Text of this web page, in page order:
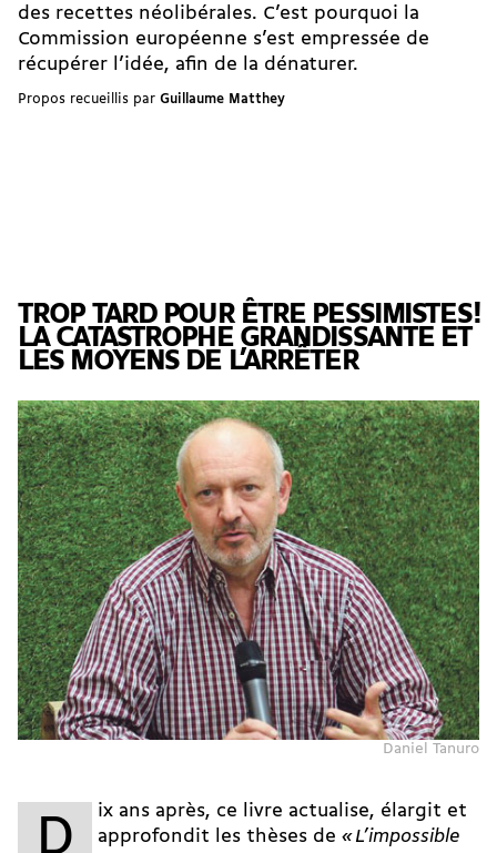
des recettes néolibérales. C’est pourquoi la
Commission européenne s’est empressée de
récupérer l’idée, afin de la dénaturer.
Propos recueillis par Guillaume Matthey
TROP TARD POUR ÊTRE PESSIMISTES !
LA CATASTROPHE GRANDISSANTE ET
LES MOYENS DE L’ARRÊTER
Daniel Tanuro
D
ix ans après, ce livre actualise, élargit et
approfondit les thèses de« L’impossible